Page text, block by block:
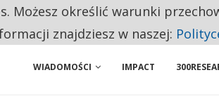
PRZEMYSŁ. NA LIŚCIE SĄ DWA PODMIOTY Z
WIADOMOŚCI IMPACT
Możesz określić warunki
znajdziesz w naszej: